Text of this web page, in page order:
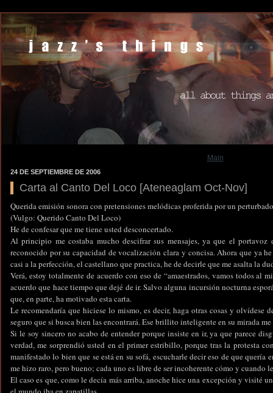
Main
24 DE SEPTIEMBRE DE 2006
Carta al Canto Del Loco [Ateneaglam Oct-Nov]
Querida emisión sonora con pretensiones melódicas proferida por un
(Vulgo: Querido Canto Del Loco)
He de confesar que me tiene usted desconcertado.
Al principio me costaba mucho descifrar sus mensajes, ya que el portavoz
reconocido por su capacidad de vocalización clara y concisa. Ahora que ya
casi a la perfección, el castellano que practica, he de decirle que me asalta la
Verá, estoy totalmente de acuerdo con eso de “amaestrados, vamos todos al
acuerdo que hace tiempo que dejé de ir. Salvo alguna incursión nocturna
que, en parte, ha motivado esta carta.
Le recomendaría que hiciese lo mismo, es decir, haga otras cosas y olvídese
seguro que si busca bien las encontrará. Ese brillito inteligente en su mirada
Si le soy sincero no acabo de entender porque insiste en ir, ya que parece
verdad, me sorprendió usted en el primer estribillo, porque tras la protesta
manifestado lo bien que se está en su sofá, escucharle decir eso de que quería
me hizo raro, pero bueno; cada uno es libre de ser incoherente cómo y cuando
El caso es que, como le decía más arriba, anoche hice una excepción y visité